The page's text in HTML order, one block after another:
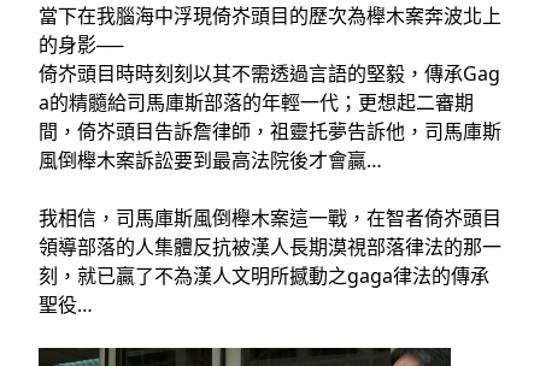
當下在我腦海中浮現倚岕頭目的歷次為櫸木案奔波北上
的身影──
倚岕頭目時時刻刻以其不需透過言語的堅毅，傳承Gag
a的精髓給司馬庫斯部落的年輕一代 ； 更想起二審期
間，倚岕頭目告訴詹律師，祖靈托夢告訴他，司馬庫斯
風倒櫸木案訴訟要到最高法院後才會贏…
我相信，司馬庫斯風倒櫸木案這一戰，在智者倚岕頭目
領導部落的人集體反抗被漢人長期漠視部落律法的那一
刻，就已贏了不為漢人文明所撼動之gaga律法的傳承
聖役…